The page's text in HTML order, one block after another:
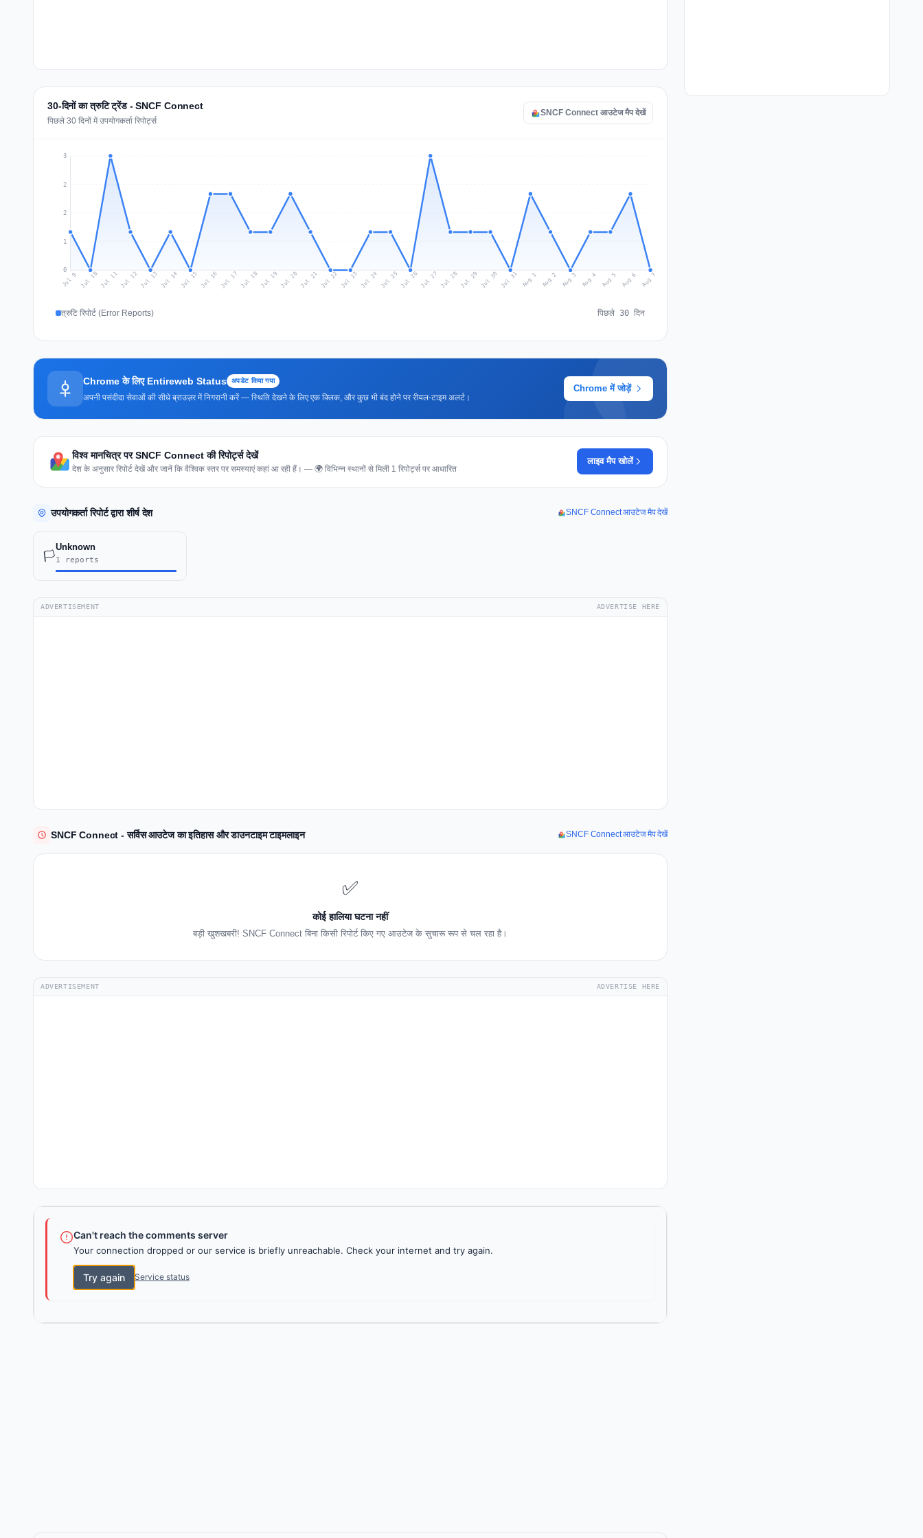
30-दिनों का त्रुटि ट्रेंड - SNCF Connect
पिछले 30 दिनों में उपयोगकर्ता रिपोर्ट्स
SNCF Connect आउटेज मैप देखें
0
1
2
2
3
Jul 9 Jul 10 Jul 11Jul 12Jul 13 Jul 14 Jul 15 Jul 16 Jul 17 Jul 18Jul 19 Jul 20 Jul 21 Jul 22 Jul 23 Jul 24 Jul 25 Jul 26Jul 27 Jul 28Jul 29 Jul 30 Jul 31 Aug 1 Aug 2 Aug 3 Aug 4 Aug 5 Aug 6 Aug 7
त्रुटि रिपोर्ट (Error Reports) पिछले 30 दिन
Chrome के लिए Entireweb Status अपडेट किया गया
अपनी पसंदीदा सेवाओं की सीधे ब्राउज़र में निगरानी करें — स्थिति देखने के लिए एक क्लिक, और कुछ भी बंद होने पर रीयल-टाइम अलर्ट।
Chrome में जोड़ें
विश्व मानचित्र पर SNCF Connect की रिपोर्ट्स देखें
देश के अनुसार रिपोर्ट देखें और जानें कि वैश्विक स्तर पर समस्याएं कहां आ रही हैं। — 🌍 विभिन्न स्थानों से मिली 1 रिपोर्ट्स पर आधारित
लाइव मैप खोलें
उपयोगकर्ता रिपोर्ट द्वारा शीर्ष देश SNCF Connect आउटेज मैप देखें
🏳️
Unknown
1 reports
ADVERTISEMENT ADVERTISE HERE
SNCF Connect - सर्विस आउटेज का इतिहास और डाउनटाइम टाइमलाइन SNCF Connect आउटेज मैप देखें
✅
कोई हालिया घटना नहीं
बड़ी खुशखबरी! SNCF Connect बिना किसी रिपोर्ट किए गए आउटेज के सुचारू रूप से चल रहा है।
ADVERTISEMENT ADVERTISE HERE
Can't reach the comments server
Your connection dropped or our service is briefly unreachable. Check your internet and try again.
Try again Service status